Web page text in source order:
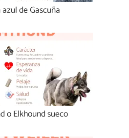
de Gascuña
o Elkhound sueco